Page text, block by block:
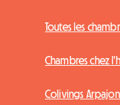
Toutes les
Chambres chez
Colivings